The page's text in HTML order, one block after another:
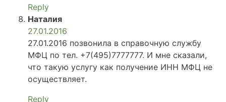
Reply
Наталия
27.01.2016
27.01.2016 позвонила в справочную службу
МФЦ по тел. +7(495)7777777. И мне сказали,
что такую услугу как получение ИНН МФЦ не
осуществляет.
Reply